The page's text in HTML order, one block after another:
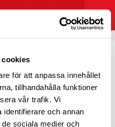
cookies
för att anpassa innehållet
tillhandahålla funktioner
vår trafik. Vi
identifierare och annan
sociala medier och
GICK